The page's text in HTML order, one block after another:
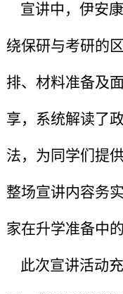
宣讲中，伊安
绕保研与考研的
排、材料准备及
享，系统解读了
法，为同学们提
整场宣讲内容务
家在升学准备中的
此次宣讲活动